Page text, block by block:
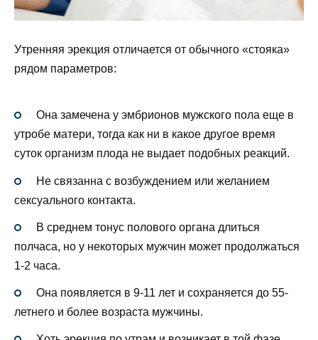
Утренняя эрекция отличается от обычного «стояка»
рядом параметров:
Она замечена у эмбрионов мужского пола еще в
утробе матери, тогда как ни в какое другое время
суток организм плода не выдает подобных реакций.
Не связанна с возбуждением или желанием
сексуального контакта.
В среднем тонус полового органа длиться
полчаса, но у некоторых мужчин может продолжаться
1-2 часа.
Она появляется в 9-11 лет и сохраняется до 55-
летнего и более возраста мужчины.